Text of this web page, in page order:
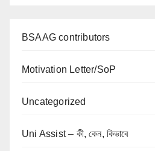
BSAAG contributors
Motivation Letter/SoP
Uncategorized
Uni Assist – কী, কেন, কিভাবে